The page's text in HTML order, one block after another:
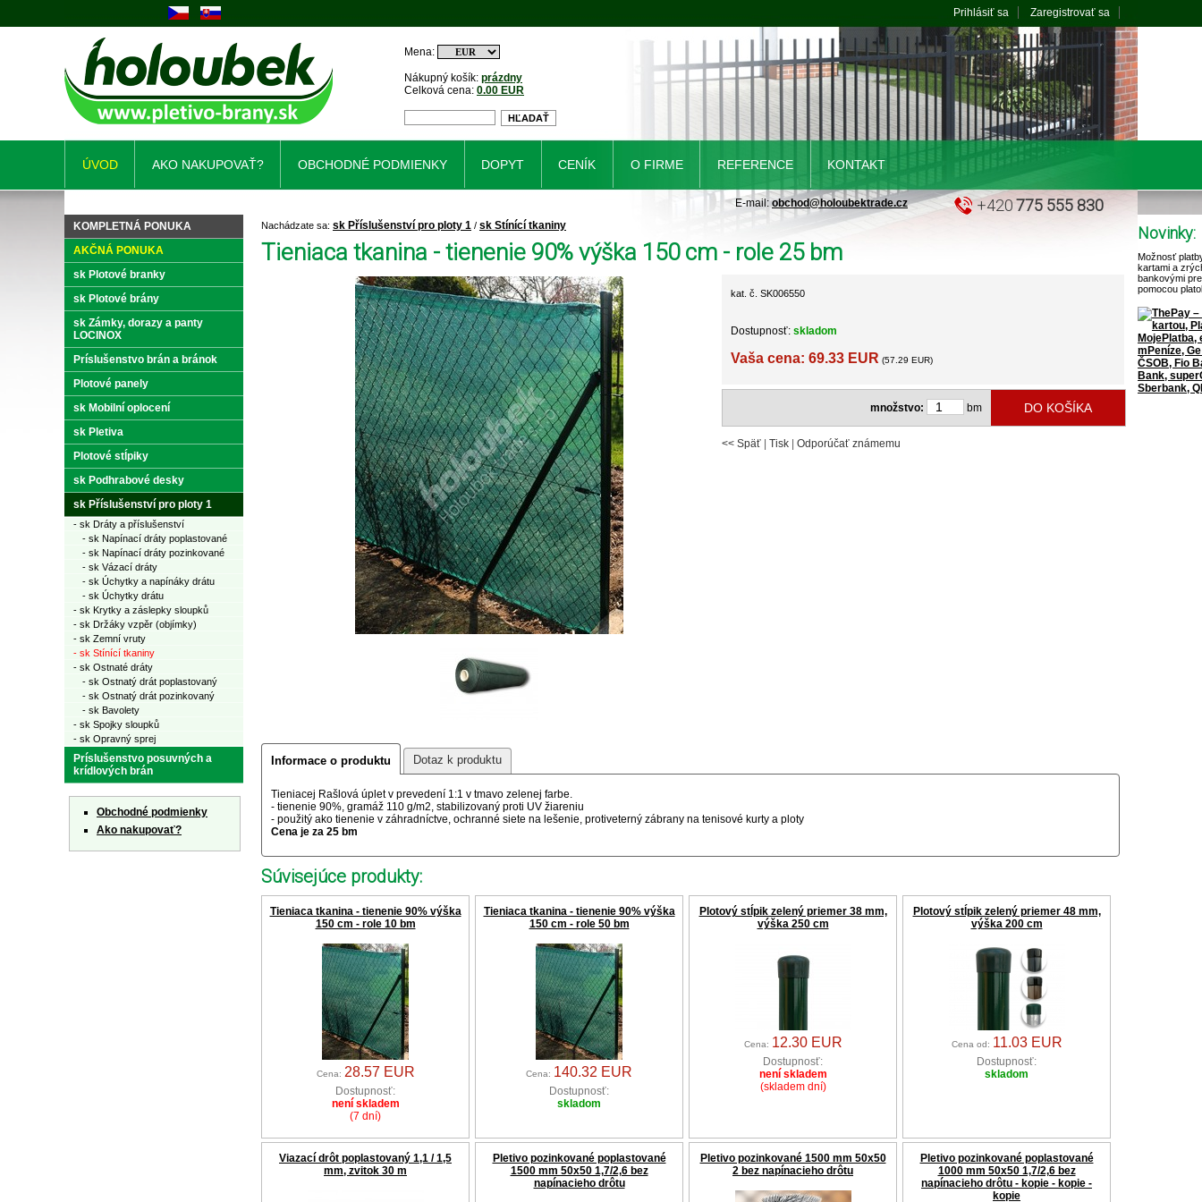
Nachádzate sa: sk Příslušenství pro ploty 1 / sk Stínící tkaniny
Tieniaca tkanina - tienenie 90% výška 150 cm - role 25 bm
kat. č. SK006550
Dostupnosť: skladom
Vaša cena: 69.33 EUR (57.29 EUR)
množstvo: bm
<< Späť Tisk Odporúčať známemu
Informace o produktu Dotaz k produktu
Tieniacej Rašlová úplet v prevedení 1:1 v tmavo zelenej farbe.
- tienenie 90%, gramáž 110 g/m2, stabilizovaný proti UV žiareniu
- použitý ako tienenie v záhradníctve, ochranné siete na lešenie, protiveterný zábrany na tenisové kurty a ploty
Cena je za 25 bm
Súvisejúce produkty:
Tieniaca tkanina - tienenie 90% výška
150 cm - role 10 bm
Cena: 28.57 EUR
Dostupnosť:
není skladem
(7 dní)
Tieniaca tkanina - tienenie 90% výška
150 cm - role 50 bm
Cena: 140.32 EUR
Dostupnosť:
skladom
Plotový stĺpik zelený priemer 38 mm,
výška 250 cm
Cena: 12.30 EUR
Dostupnosť:
není skladem
(skladem dní)
Plotový stĺpik zelený priemer 48 mm,
výška 200 cm
Cena od: 11.03 EUR
Dostupnosť:
skladom
Viazací drôt poplastovaný 1,1 / 1,5
mm, zvitok 30 m
Pletivo pozinkované poplastované
1500 mm 50x50 1,7/2,6 bez
napínacieho drôtu
Pletivo pozinkované 1500 mm 50x50
2 bez napínacieho drôtu
Pletivo pozinkované poplastované
1000 mm 50x50 1,7/2,6 bez
napínacieho drôtu - kopie - kopie -
kopie
KOMPLETNÁ PONUKA
AKČNÁ PONUKA
sk Plotové branky
sk Plotové brány
sk Zámky, dorazy a panty
LOCINOX
Príslušenstvo brán a bránok
Plotové panely
sk Mobilní oplocení
sk Pletiva
Plotové stĺpiky
sk Podhrabové desky
sk Příslušenství pro ploty 1
- sk Dráty a příslušenství
- sk Napínací dráty poplastované
- sk Napínací dráty pozinkované
- sk Vázací dráty
- sk Úchytky a napínáky drátu
- sk Úchytky drátu
- sk Krytky a záslepky sloupků
- sk Držáky vzpěr (objímky)
- sk Zemní vruty
- sk Stínící tkaniny
- sk Ostnaté dráty
- sk Ostnatý drát poplastovaný
- sk Ostnatý drát pozinkovaný
- sk Bavolety
- sk Spojky sloupků
- sk Opravný sprej
Príslušenstvo posuvných a
krídlových brán
Obchodné podmienky
Ako nakupovať?
Novinky:
Možnosť
kartami a
bankovými
pomocou
Nákupný košík: prázdny
Celková cena: 0.00 EUR
Mena:
Prihlásiť sa Zaregistrovať sa
ÚVOD AKO NAKUPOVAŤ? OBCHODNÉ PODMIENKY DOPYT CENÍK O FIRME REFERENCE KONTAKT
+420775 555 830
E-mail:obchod@holoubektrade.cz